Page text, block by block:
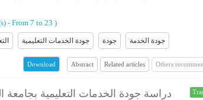
-From 7 to 23 )
جودة الخدمات التعلیمیة جودة جودة الخدمة
Download Abstract Related articles Others
دراسة جودة الخدمات التعليمية